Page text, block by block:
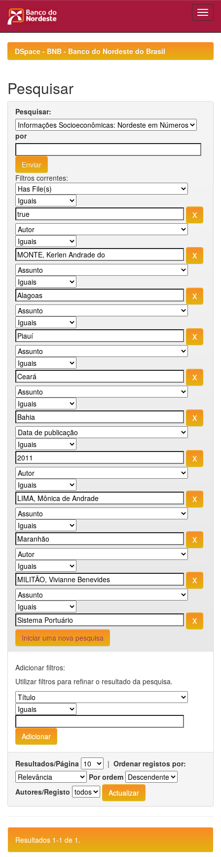
navigationDSpace - BNB - Banco do Nordeste do Brasil
Pesquisar
Pesquisar:
por
Filtros correntes:
Iniciar uma nova pesquisa
Adicionar filtros:
Utilizar filtros para refinar o resultado da pesquisa.
Resultados/Página | Ordenar registos por:
Por ordem
Autores/Registo
Resultados 1-1 de 1.